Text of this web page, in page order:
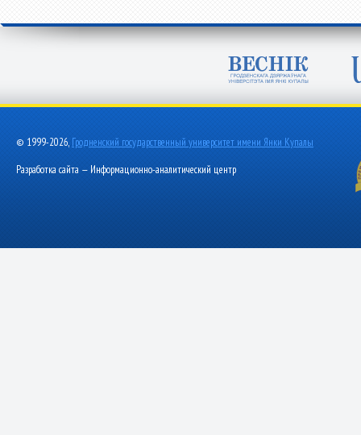
© 1999-2026, Гродненский государственный университет имени Янки Купалы
Разработка сайта — Информационно-аналитический центр